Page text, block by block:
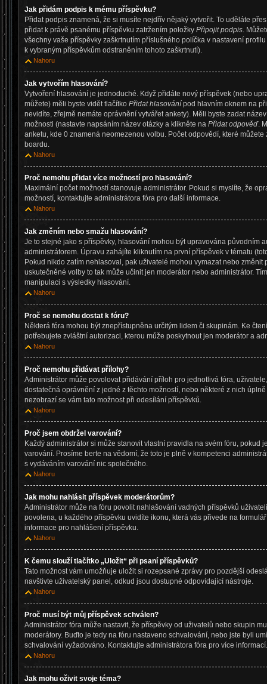
Jak přidám podpis k mému příspěvku?
Přidat podpis znamená, že si musíte nejdřív nějaký vytvořit. To uděláte
přidat k právě psanému příspěvku zatržením položky Připojit podpis.
všechny vaše příspěvky zaškrtnutím příslušného políčka v nastavení
k vybraným příspěvkům odstraněním tohoto zaškrtnutí).
Nahoru
Jak vytvořím hlasování?
Vytvoření hlasování je jednoduché. Když přidáte nový příspěvek (nebo
můžete) měli byste vidět tlačítko Přidat hlasování pod hlavním oknem na
nevidíte, zřejmě nemáte oprávnění vytvářet ankety). Měli byste zadat
možnosti (nastavte napsáním název otázky a klikněte na Přidat odpověď.
anketu, kde 0 znamená neomezenou volbu. Počet odpovědí, které
boardu.
Nahoru
Proč nemohu přidat více možností pro hlasování?
Maximální počet možností stanovuje administrátor. Pokud si myslíte, že
možností, kontaktujte administrátora fóra pro další informace.
Nahoru
Jak změním nebo smažu hlasování?
Je to stejné jako s příspěvky, hlasování mohou být upravována původním
administrátorem. Úpravu zahájíte kliknutím na první příspěvek v tématu
Pokud nikdo zatím nehlasoval, pak uživatelé mohou vymazat nebo
uskutečněné volby to tak může učinit jen moderátor nebo administrátor.
manipulaci s výsledky hlasování.
Nahoru
Proč se nemohu dostat k fóru?
Některá fóra mohou být znepřístupněna určitým lidem či skupinám. Ke
potřebujete zvláštní autorizaci, kterou může poskytnout jen moderátor a
Nahoru
Proč nemohu přidávat přílohy?
Administrátor může povolovat přidávání příloh pro jednotlivá fóra,
dostatečná oprávnění z jedné z těchto možností, nebo některé z nich
nezobrazí se vám tato možnost při odesílání příspěvků.
Nahoru
Proč jsem obdržel varování?
Každý administrátor si může stanovit vlastní pravidla na svém fóru, pokud
varování. Prosíme berte na vědomí, že toto je plně v kompetenci
s vydáváním varování nic společného.
Nahoru
Jak mohu nahlásit příspěvek moderátorům?
Administrátor může na fóru povolit nahlašování vadných příspěvků
povolena, u každého příspěvku uvidíte ikonu, která vás přivede na
informace pro nahlášení příspěvku.
Nahoru
K čemu slouží tlačítko „Uložit“ při psaní příspěvků?
Tato možnost vám umožňuje uložit si rozepsané zprávy pro pozdější
navštivte uživatelský panel, odkud jsou dostupné odpovídající nástroje.
Nahoru
Proč musí být můj příspěvek schválen?
Administrátor fóra může nastavit, že příspěvky od uživatelů nebo skupin
moderátory. Buďto je tedy na fóru nastaveno schvalování, nebo jste byli
schvalování vyžadováno. Kontaktujte administrátora fóra pro více informací.
Nahoru
Jak mohu oživit svoje téma?